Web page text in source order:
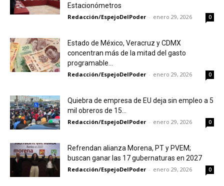
Estacionómetros
Redacción/EspejoDelPoder - enero 29, 2026 0
Estado de México, Veracruz y CDMX
concentran más de la mitad del gasto
programable...
Redacción/EspejoDelPoder - enero 29, 2026 0
Quiebra de empresa de EU deja sin empleo a 5
mil obreros de 15...
Redacción/EspejoDelPoder - enero 29, 2026 0
Refrendan alianza Morena, PT y PVEM;
buscan ganar las 17 gubernaturas en 2027
Redacción/EspejoDelPoder - enero 29, 2026 0